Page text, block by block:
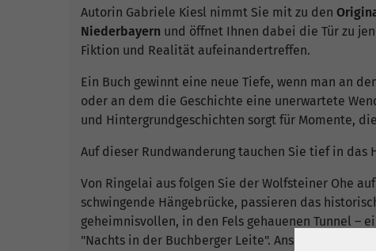
Autorin Gabriele Kiesl nimmt Sie mit zu den
Niederbayern und öffnet Ihnen dabei die Tür zu
Fiktion und Realität aufeinandertreffen.
Ein Buch gewinnt eine neue Tiefe, wenn man an
oder an dem die Geschichte eine unerwartete
und Hintergrundgeschichten sorgt für Momente,
Auf dieser Rundwanderung tauchen Sie tief in das
Von Ringelai aus folgen Sie der Wolfsteiner Ohe
schwingende Hängebrücke, passieren das
geheimnisvollen, in den Fels gehauenen Tunnel –
"Nachts in der Buchberger Leite". Anschließend